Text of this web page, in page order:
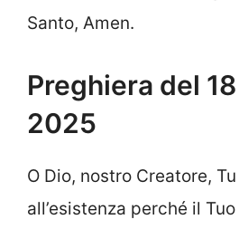
Santo, Amen.
Preghiera del
2025
O Dio, nostro Creatore,
all’esistenza perché il